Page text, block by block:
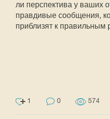
ли перспектива у ваших
правдивые сообщения,
приблизят к правильным
1 0 574